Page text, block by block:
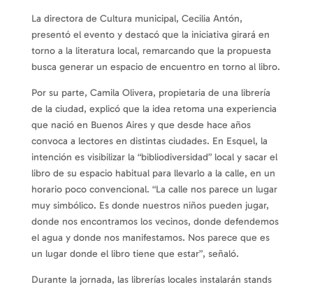
La directora de Cultura municipal, Cecilia Antón,
presentó el evento y destacó que la iniciativa girará en
torno a la literatura local, remarcando que la propuesta
busca generar un espacio de encuentro en torno al libro.
Por su parte, Camila Olivera, propietaria de una librería
de la ciudad, explicó que la idea retoma una experiencia
que nació en Buenos Aires y que desde hace años
convoca a lectores en distintas ciudades. En Esquel, la
intención es visibilizar la “bibliodiversidad” local y sacar el
libro de su espacio habitual para llevarlo a la calle, en un
horario poco convencional. “La calle nos parece un lugar
muy simbólico. Es donde nuestros niños pueden jugar,
donde nos encontramos los vecinos, donde defendemos
el agua y donde nos manifestamos. Nos parece que es
un lugar donde el libro tiene que estar”, señaló.
Durante la jornada, las librerías locales instalarán stands